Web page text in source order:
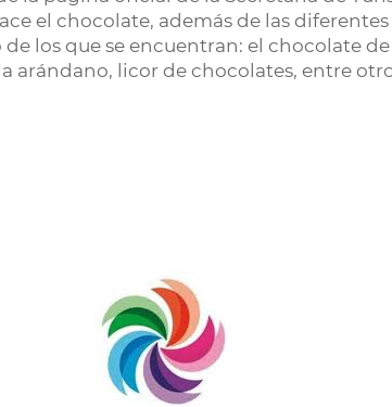
el chocolate, además de las
los que se encuentran: el chocolate
arándano, licor de chocolates, entre